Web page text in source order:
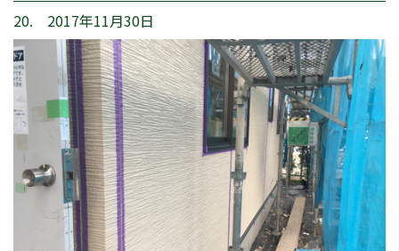
20. 2017年11月30日